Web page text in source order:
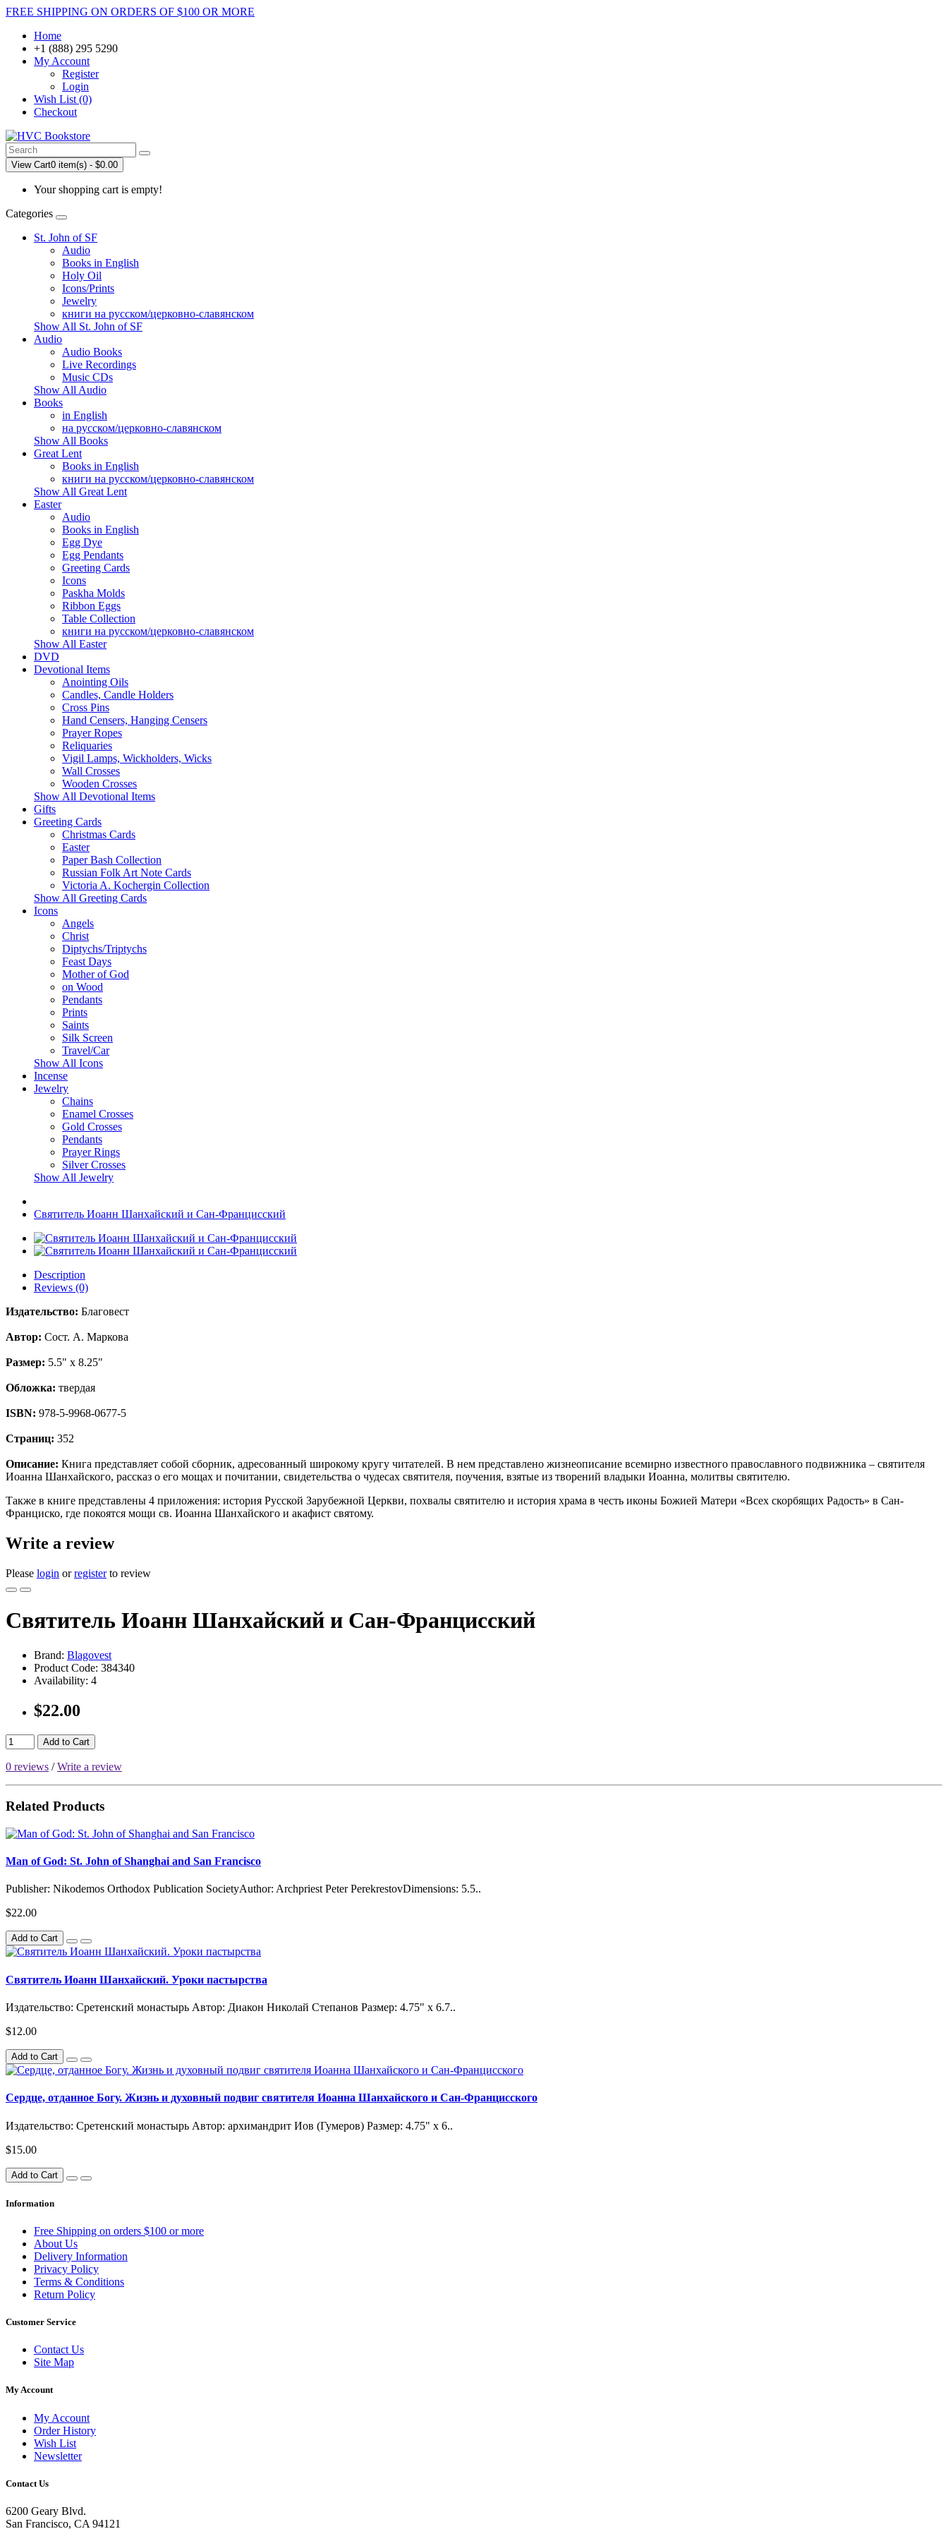
FREE SHIPPING ON ORDERS OF $100 OR MORE
Home
+1 (888) 295 5290
My Account
Register
Login
Wish List (0)
Checkout
View Cart0 item(s) - $0.00
Your shopping cart is empty!
Categories
St. John of SF
Audio
Books in English
Holy Oil
Icons/Prints
Jewelry
книги на русском/церковно-славянском
Show All St. John of SF
Audio
Audio Books
Live Recordings
Music CDs
Show All Audio
Books
in English
на русском/церковно-славянском
Show All Books
Great Lent
Books in English
книги на русском/церковно-славянском
Show All Great Lent
Easter
Audio
Books in English
Egg Dye
Egg Pendants
Greeting Cards
Icons
Paskha Molds
Ribbon Eggs
Table Collection
книги на русском/церковно-славянском
Show All Easter
DVD
Devotional Items
Anointing Oils
Candles, Candle Holders
Cross Pins
Hand Censers, Hanging Censers
Prayer Ropes
Reliquaries
Vigil Lamps, Wickholders, Wicks
Wall Crosses
Wooden Crosses
Show All Devotional Items
Gifts
Greeting Cards
Christmas Cards
Easter
Paper Bash Collection
Russian Folk Art Note Cards
Victoria A. Kochergin Collection
Show All Greeting Cards
Icons
Angels
Christ
Diptychs/Triptychs
Feast Days
Mother of God
on Wood
Pendants
Prints
Saints
Silk Screen
Travel/Car
Show All Icons
Incense
Jewelry
Chains
Enamel Crosses
Gold Crosses
Pendants
Prayer Rings
Silver Crosses
Show All Jewelry
Святитель Иоанн Шанхайский и Сан-Францисский
Description
Reviews (0)
Издательство: Благовест
Автор: Сост. А. Маркова
Размер: 5.5" x 8.25"
Обложка: твердая
ISBN: 978-5-9968-0677-5
Страниц: 352
Описание: Книга представляет собой сборник, адресованный широкому кругу читателей. В нем представлено жизнеописание всемирно известного православного подвижника – святителя
Иоанна Шанхайского, рассказ о его мощах и почитании, свидетельства о чудесах святителя, поучения, взятые из творений владыки Иоанна, молитвы святителю.
Также в книге представлены 4 приложения: история Русской Зарубежной Церкви, похвалы святителю и история храма в честь иконы Божией Матери «Всех скорбящих Радость» в Сан-
Франциско, где покоятся мощи св. Иоанна Шанхайского и акафист святому.
Write a review
Please login orregisterto review
Святитель Иоанн Шанхайский и Сан-Францисский
Brand: Blagovest
Product Code: 384340
Availability: 4
$22.00
Add to Cart
0 reviews /Write a review
Related Products
Man of God: St. John of Shanghai and San Francisco
Publisher: Nikodemos Orthodox Publication SocietyAuthor: Archpriest Peter PerekrestovDimensions: 5.5..
$22.00
Add to Cart
Святитель Иоанн Шанхайский. Уроки пастырства
Издательство: Сретенский монастырь Автор: Диакон Николай Степанов Размер: 4.75" x 6.7..
$12.00
Add to Cart
Сердце, отданное Богу. Жизнь и духовный подвиг святителя Иоанна Шанхайского и Сан-Францисского
Издательство: Сретенский монастырь Автор: архимандрит Иов (Гумеров) Размер: 4.75" x 6..
$15.00
Add to Cart
Information
Free Shipping on orders $100 or more
About Us
Delivery Information
Privacy Policy
Terms & Conditions
Return Policy
Customer Service
Contact Us
Site Map
My Account
My Account
Order History
Wish List
Newsletter
Contact Us
6200 Geary Blvd.
San Francisco, CA 94121